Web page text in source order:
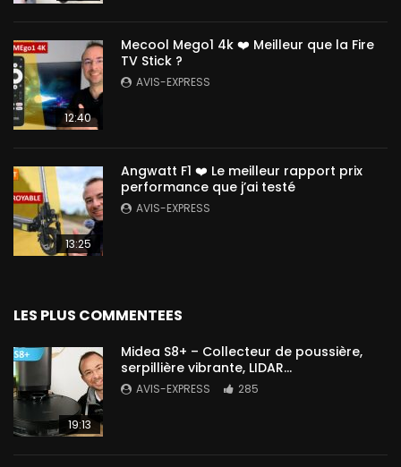
12:40
Mecool Mego1 4k ❤️ Meilleur que la Fire
TV Stick ?
AVIS-EXPRESS
13:25
Angwatt F1 ❤️ Le meilleur rapport prix
performance que j’ai testé
AVIS-EXPRESS
LES PLUS COMMENTEES
19:13
Midea S8+ – Collecteur de poussière,
serpillière vibrante, LIDAR…
AVIS-EXPRESS 285